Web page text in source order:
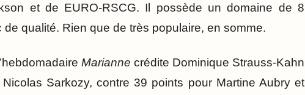
et de EURO-RSCG. Il possède un domaine de 8
qualité. Rien que de très populaire, en somme.
Marianne crédite Dominique Strauss-Kahn
Sarkozy, contre 39 points pour Martine Aubry et